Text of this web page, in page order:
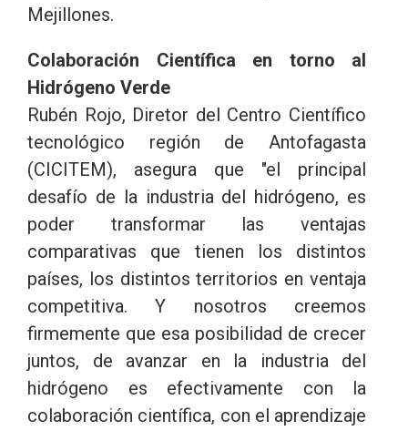
Mejillones.
Colaboración Científica en torno al
Hidrógeno Verde
Rubén Rojo, Diretor del Centro Científico
tecnológico región de Antofagasta
(CICITEM), asegura que "el principal
desafío de la industria del hidrógeno, es
poder transformar las ventajas
comparativas que tienen los distintos
países, los distintos territorios en ventaja
competitiva. Y nosotros creemos
firmemente que esa posibilidad de crecer
juntos, de avanzar en la industria del
hidrógeno es efectivamente con la
colaboración científica, con el aprendizaje